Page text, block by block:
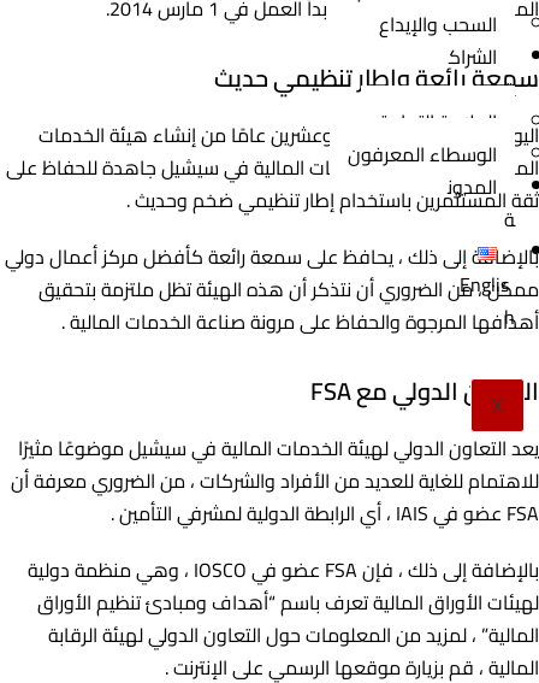
السحب والإيداع
الشراك
ة
العلامة التجارية
الوسطاء المعرفون
المدون
ة
Englis
h
X
المالية في سيشيل الحالية ، بدأ العمل في 1 مارس 2014.
سمعة رائعة وإطار تنظيمي حديث
اليوم ، بعد أكثر من خمسة وعشرين عامًا من إنشاء هيئة الخدمات
المالية ، تسعى هيئة الخدمات المالية في سيشيل جاهدة للحفاظ على
ثقة المستثمرين باستخدام إطار تنظيمي ضخم وحديث .
بالإضافة إلى ذلك ، يحافظ على سمعة رائعة كأفضل مركز أعمال دولي
ممكن ، من الضروري أن نتذكر أن هذه الهيئة تظل ملتزمة بتحقيق
أهدافها المرجوة والحفاظ على مرونة صناعة الخدمات المالية .
التعاون الدولي مع FSA
يعد التعاون الدولي لهيئة الخدمات المالية في سيشيل موضوعًا مثيرًا
للاهتمام للغاية للعديد من الأفراد والشركات ، من الضروري معرفة أن
FSA عضو في IAIS ، أي الرابطة الدولية لمشرفي التأمين .
بالإضافة إلى ذلك ، فإن FSA عضو في IOSCO ، وهي منظمة دولية
لهيئات الأوراق المالية تعرف باسم “أهداف ومبادئ تنظيم الأوراق
المالية” ، لمزيد من المعلومات حول التعاون الدولي لهيئة الرقابة
المالية ، قم بزيارة موقعها الرسمي على الإنترنت .